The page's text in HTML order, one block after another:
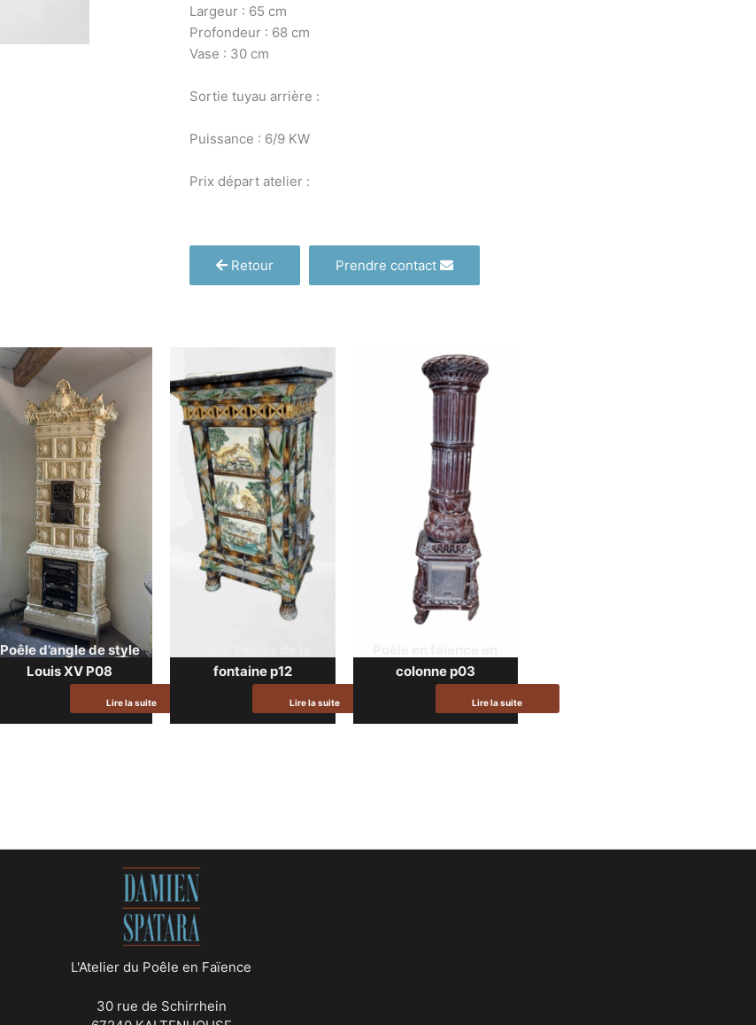
Largeur : 65 cm
Profondeur : 68 cm
Vase : 30 cm
Sortie tuyau arrière :
Puissance : 6/9 KW
Prix départ atelier :
Retour Prendre contact
Poêle d’angle de style
Louis XV P08
Lire la suite
fontaine p12
Lire la suite
colonne p03
Lire la suite
L'Atelier du Poêle en Faïence
30 rue de Schirrhein